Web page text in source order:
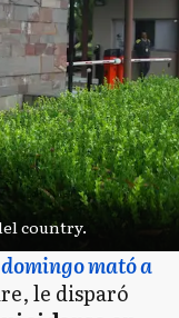
country.
domingo mató a
le disparó